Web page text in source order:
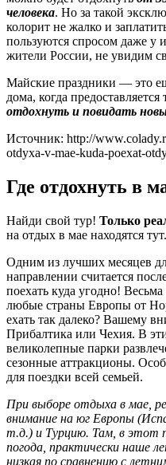
человека. Но за такой
колорит не жалко и
пользуются спросом даже у
жители России, не увидим
Майские праздники — это
дома, когда
отдохнуть и повидать
Источник: http://
otdyxa-v-mae-kuda-poexat-
Где отдохнуть в
Найди свой тур! Только
на отдых в мае находятся тут.
Одним из лучших месяцев
направлении считается
поехать куда угодно!
любые страны Европы от
ехать так далеко? Вашему
Прибалтика или Чехия. В
великолепные парки
сезонные аттракционы.
для поездки всей семьей.
При выборе отдыха в мае,
внимание на юг Европы
т.д.) и Турцию. Там, в этот
погода, практически наше
низкая по сравнению с